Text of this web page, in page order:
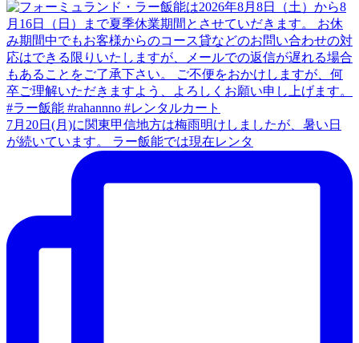
7月20日(月)に関東甲信地方は梅雨明けしましたが、暑い日
が続いています。 ラー飯能では現在レンタ